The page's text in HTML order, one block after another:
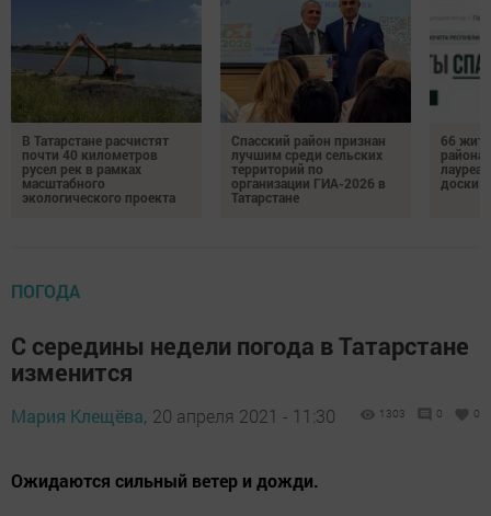
В Татарстане расчистят
почти 40 километров
русел рек в рамках
масштабного
экологического проекта
Спасский район признан
лучшим среди сельских
территорий по
организации ГИА-2026 в
Татарстане
66
района
доски
ПОГОДА
С середины недели погода в Татарстане
изменится
Мария Клещёва, 20 апреля 2021 - 11:30 1303 0 0
Ожидаются сильный ветер и дожди.